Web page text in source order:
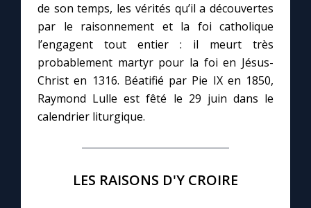
Marie qui défait les nœuds
Me consacrer à Jésus par Marie
Mes intentions de prière
Une Minute avec Marie
Une neuvaine
de son temps, les vérités qu’il a découvertes
par le raisonnement et la foi catholique
l’engagent tout entier : il meurt très
probablement martyr pour la foi en Jésus-
Christ en 1316. Béatifié par Pie IX en 1850,
Raymond Lulle est fêté le 29 juin dans le
calendrier liturgique.
LES RAISONS D'Y CROIRE